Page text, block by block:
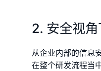
2. 安全视
从企业内部的信息
在整个研发流程当